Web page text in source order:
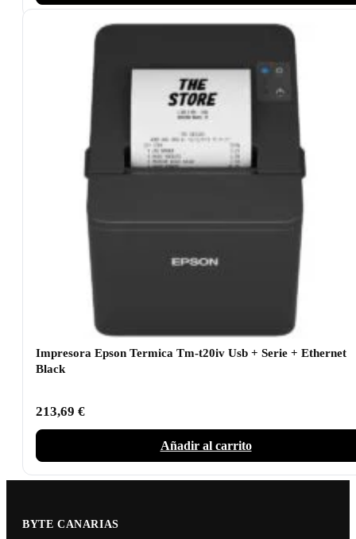
Impresora Epson Termica Tm-t20iv Usb + Serie + Ethernet
Black
213,69 €
Añadir al carrito
BYTE CANARIAS